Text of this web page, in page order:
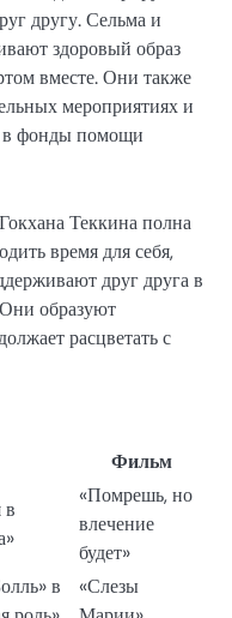
другу. Сельма и
здоровый образ
вместе. Они также
мероприятиях и
в фонды помощи
Теккина полна
время для себя,
друг друга в
образуют
расцветать с
Фильм
в
«Помрешь, но
влечение
будет»
в
«Слезы